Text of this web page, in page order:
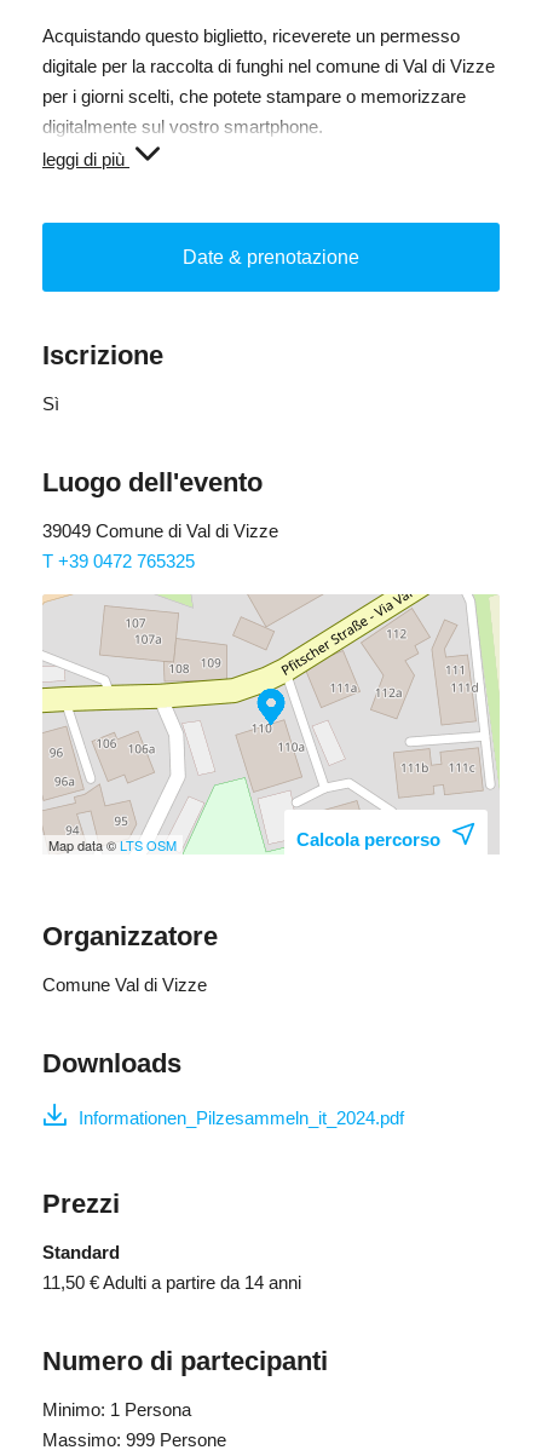
Acquistando questo biglietto, riceverete un permesso
digitale per la raccolta di funghi nel comune di Val di Vizze
per i giorni scelti, che potete stampare o memorizzare
digitalmente sul vostro smartphone.
leggi di più
Date & prenotazione
Iscrizione
Sì
Luogo dell'evento
39049 Comune di Val di Vizze
T +39 0472 765325
Map data ©LTSOSM Calcola percorso
Organizzatore
Comune Val di Vizze
Downloads
Informationen_Pilzesammeln_it_2024.pdf
Prezzi
Standard
11,50 €Adulti a partire da 14 anni
Numero di partecipanti
Minimo: 1 Persona
Massimo: 999 Persone